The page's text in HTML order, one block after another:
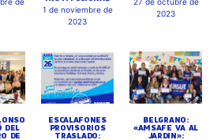
1 de noviembre de
2023
2023
DEL
DE
ESCALAFONES
PROVISORIOS
TRASLADO:
BELGRANO:
«AMSAFE VA AL
JARDIN»: